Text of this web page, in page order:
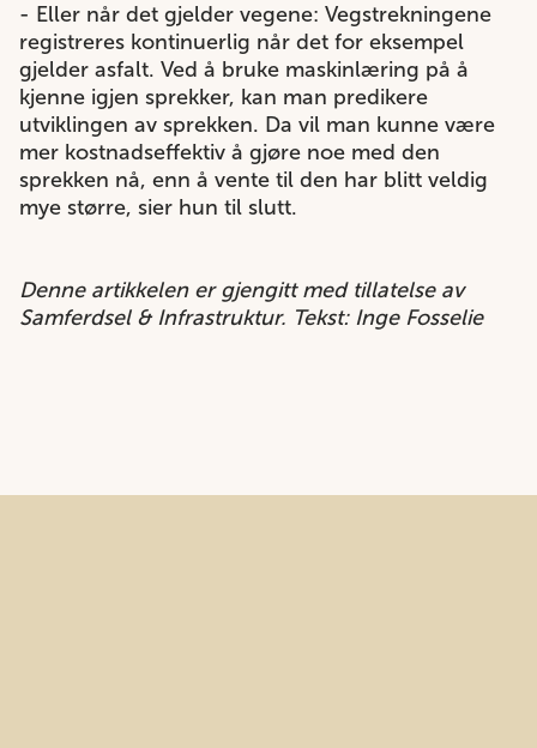
- Eller når det gjelder vegene: Vegstrekningene
registreres kontinuerlig når det for eksempel
gjelder asfalt. Ved å bruke maskinlæring på å
kjenne igjen sprekker, kan man predikere
utviklingen av sprekken. Da vil man kunne være
mer kostnadseffektiv å gjøre noe med den
sprekken nå, enn å vente til den har blitt veldig
mye større, sier hun til slutt.
Denne artikkelen er gjengitt med tillatelse av
Samferdsel & Infrastruktur. Tekst: Inge Fosselie